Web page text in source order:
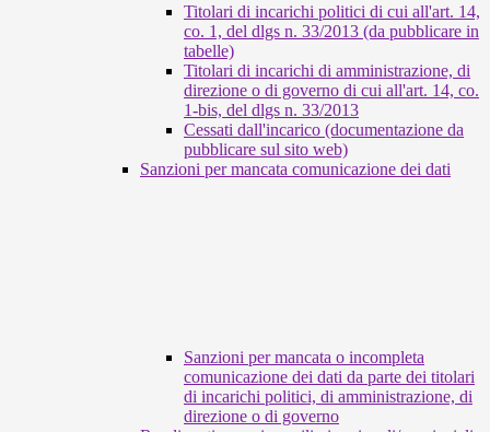
Titolari di incarichi politici di cui all'art. 14,
co. 1, del dlgs n. 33/2013 (da pubblicare in
tabelle)
Titolari di incarichi di amministrazione, di
direzione o di governo di cui all'art. 14, co.
1-bis, del dlgs n. 33/2013
Cessati dall'incarico (documentazione da
pubblicare sul sito web)
Sanzioni per mancata comunicazione dei dati
Sanzioni per mancata o incompleta
comunicazione dei dati da parte dei titolari
di incarichi politici, di amministrazione, di
direzione o di governo